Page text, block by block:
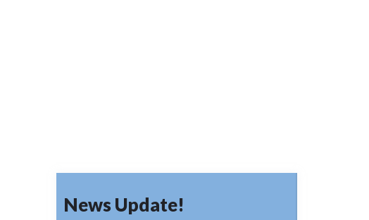
News Update!